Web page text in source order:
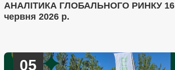
АНАЛІТИКА ГЛОБАЛЬНОГО РИНКУ 16
червня 2026 р.
05